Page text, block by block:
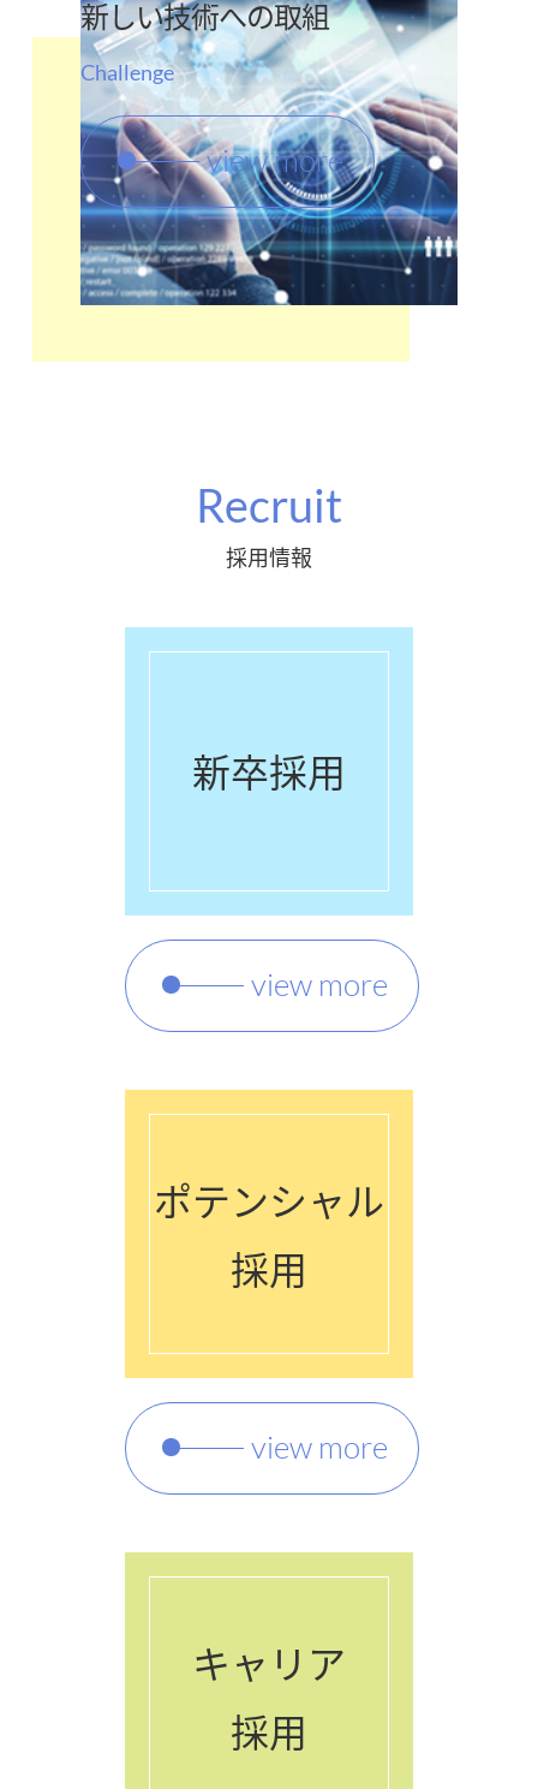
新しい技術への取組
Challenge
view more
Recruit
採用情報
新卒採用
view more
ポテンシャル
採用
view more
キャリア
採用